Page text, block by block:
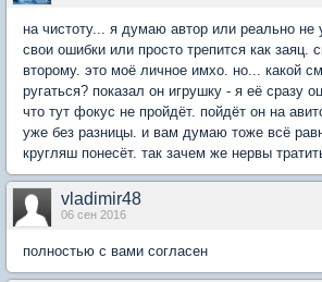
на чистоту... я думаю автор или реально не
свои ошибки или просто трепится как заяц.
второму. это моё личное имхо. но... какой
ругаться? показал он игрушку - я её сразу
что тут фокус не пройдёт. пойдёт он на
уже без разницы. и вам думаю тоже всё
кругляш понесёт. так зачем же нервы
vladimir48
06 сен 2016
полностью с вами согласен